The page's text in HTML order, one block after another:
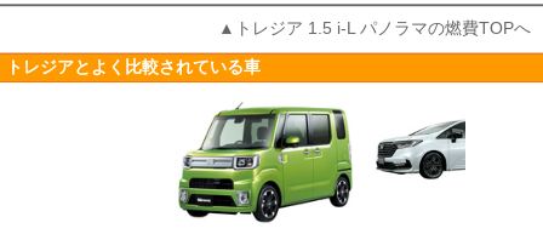
▲トレジア 1.5 i-L パノラマの燃費TOPへ
トレジアとよく比較されている車